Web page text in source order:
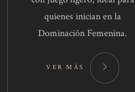
quienes inician en la
Dominación Femenina.
VER MÁS